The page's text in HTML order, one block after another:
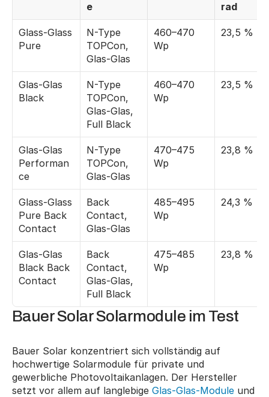
e
rad
Glass-Glass
Pure
N-Type
TOPCon,
Glas-Glas
460–470
Wp
23,5 %
Glas-Glas
Black
N-Type
TOPCon,
Glas-Glas,
Full Black
460–470
Wp
23,5 %
Glas-Glas
Performan
ce
N-Type
TOPCon,
Glas-Glas
470–475
Wp
23,8 %
Glass-Glass
Pure Back
Contact
Back
Contact,
Glas-Glas
485–495
Wp
24,3 %
Glas-Glas
Black Back
Contact
Back
Contact,
Glas-Glas,
Full Black
475–485
Wp
23,8 %
Bauer Solar Solarmodule im Test
Bauer Solar konzentriert sich vollständig auf
hochwertige Solarmodule für private und
gewerbliche Photovoltaikanlagen. Der Hersteller
setzt vor allem auf langlebige Glas-Glas-Module und